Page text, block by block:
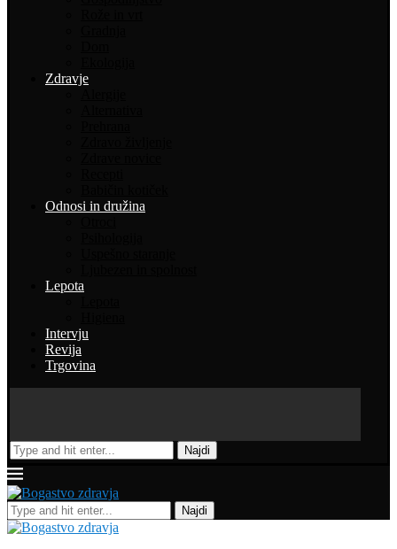
Zdravje
Odnosi in družina
Lepota
Intervju
Revija
Trgovina
Najdi
Najdi